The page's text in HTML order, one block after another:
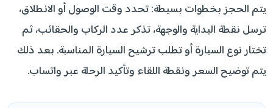
يتم الحجز بخطوات بسيطة: تحدد وقت الوصول أو الانطلاق،
ترسل نقطة البداية والوجهة، تذكر عدد الركاب والحقائب، ثم
تختار نوع السيارة أو تطلب ترشيح السيارة المناسبة. بعد ذلك
يتم توضيح السعر ونقطة اللقاء وتأكيد الرحلة عبر واتساب.